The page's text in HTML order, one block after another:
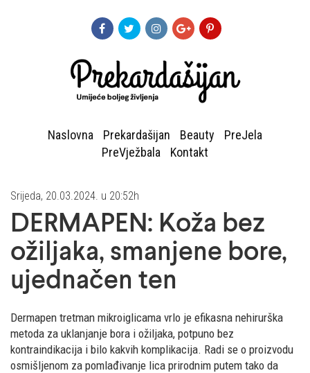
Naslovna Prekardašijan Beauty
PreJela
PreVježbala
Kontakt
Srijeda, 20.03.2024. u 20:52h
DERMAPEN: Koža bez
ožiljaka, smanjene bore,
ujednačen ten
Dermapen tretman mikroiglicama vrlo je efikasna nehirurška
metoda za uklanjanje bora i ožiljaka, potpuno bez
kontraindikacija i bilo kakvih komplikacija. Radi se o proizvodu
osmišljenom za pomlađivanje lica prirodnim putem tako da